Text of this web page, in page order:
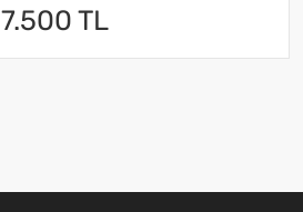
7.500 TL